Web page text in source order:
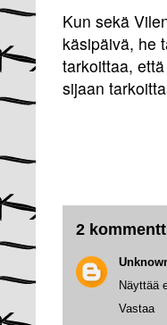
Kun sekä
käsipäivä, he
tarkoittaa,
sijaan
2
Näyttää
Vastaa